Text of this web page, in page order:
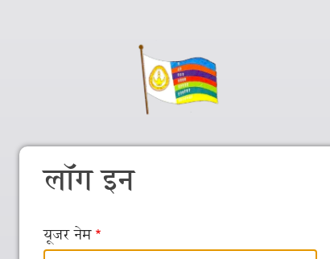
लॉग इन
यूजर नेम